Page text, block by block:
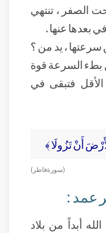
الصفر ، تنتهي
بعدها عنها .
، يد من ؟
السرعة قوة
الأقل فتبقى في
أَنْ تَزُولَا ﴾
(سورة فاطر)
أبداً من بلاد